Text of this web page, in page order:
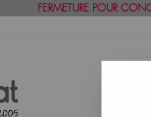
FERMETURE POUR